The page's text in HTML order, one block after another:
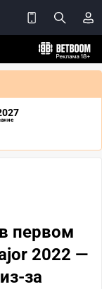
первом
2022 —
за